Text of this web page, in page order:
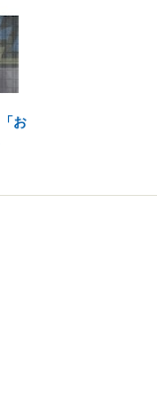
お